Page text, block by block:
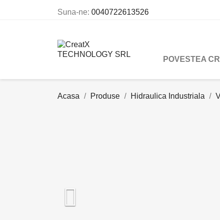
Suna-ne: 0040722613526
POVESTEA
Acasa Produse Hidraulica Industriala
